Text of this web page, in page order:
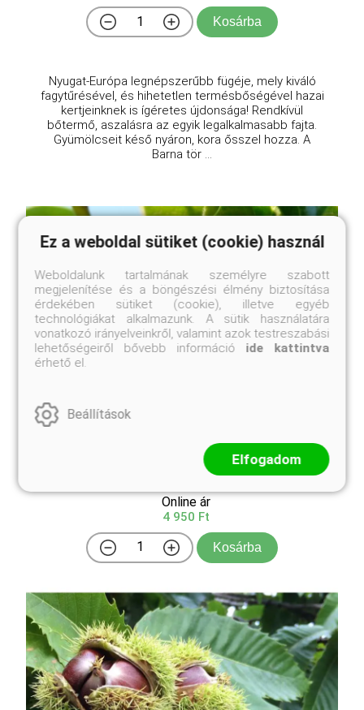
Kosárba
Nyugat-Európa legnépszerűbb fügéje, mely kiváló
fagytűrésével, és hihetetlen termésbőségével hazai
kertjeinknek is ígéretes újdonsága! Rendkívül
bőtermő, aszalásra az egyik legalkalmasabb fajta.
Gyümölcseit késő nyáron, kora ősszel hozza. A
Barna tör ...
Virginiai datolyaszilva
Diospyros virginiana
Online ár
4 950 Ft
Kosárba
Ez a weboldal sütiket (cookie) használ
Weboldalunk tartalmának személyre szabott
megjelenítése és a böngészési élmény biztosítása
érdekében sütiket (cookie), illetve egyéb
technológiákat alkalmazunk. A sütik használatára
vonatkozó irányelveinkről, valamint azok testreszabási
lehetőségeiről bővebb információ ide kattintva
érhető el.
Beállítások
Elfogadom